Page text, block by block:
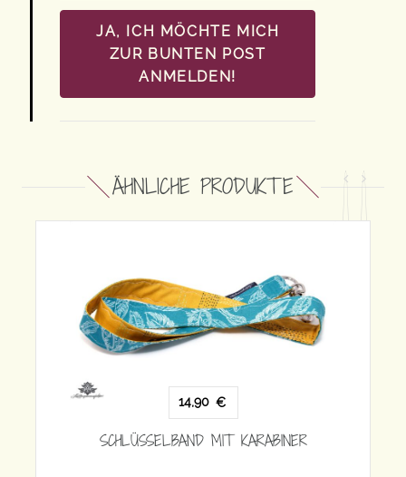
JA, ICH MÖCHTE MICH
ZUR BUNTEN POST
ANMELDEN!
ÄHNLICHE PRODUKTE